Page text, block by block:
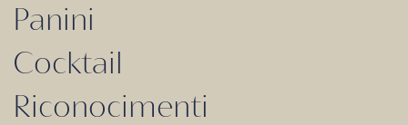
Panini
Cocktail
Riconocimenti